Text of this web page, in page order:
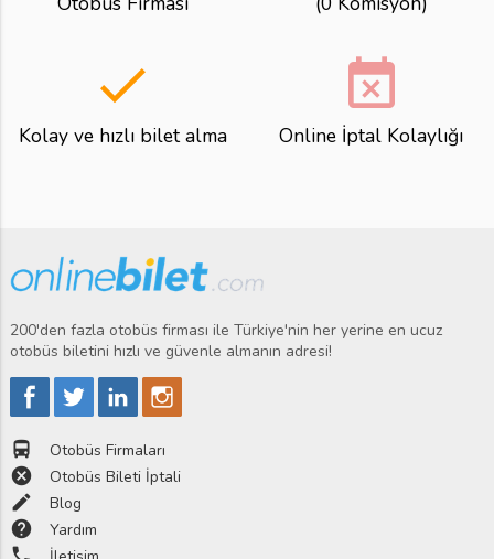
done
Kolay ve hızlı bilet alma
event_busy
Online İptal Kolaylığı
200'den fazla otobüs firması ile Türkiye'nin her yerine en ucuz
otobüs biletini hızlı ve güvenle almanın adresi!
directions_bus Otobüs Firmaları
cancel Otobüs Bileti İptali
edit Blog
help Yardım